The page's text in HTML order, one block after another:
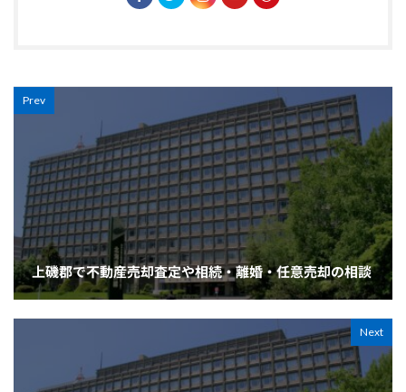
Prev
上磯郡で不動産売却査定や相続・離婚・任意売却の相談
Next